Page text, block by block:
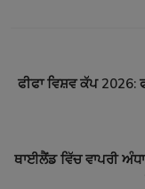
ਫੀਫਾ ਵਿਸ਼ਵ ਕੱਪ 2026:
ਥਾਈਲੈਂਡ ਵਿੱਚ ਵਾਪਰੀ